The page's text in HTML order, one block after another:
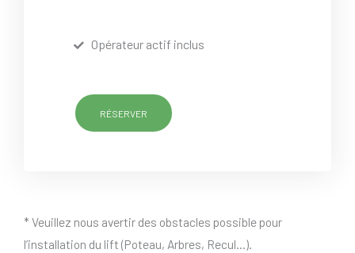
Opérateur actif inclus
RÉSERVER
* Veuillez nous avertir des obstacles possible pour
l’installation du lift (Poteau, Arbres, Recul…).